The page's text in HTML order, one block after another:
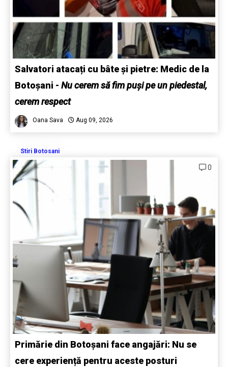
Salvatori atacați cu bâte și pietre: Medic de la
Botoșani - Nu cerem să fim puși pe un piedestal,
cerem respect
Oana Sava Aug 09, 2026
Stiri Botosani
0
Primărie din Botoșani face angajări: Nu se
cere experiență pentru aceste posturi